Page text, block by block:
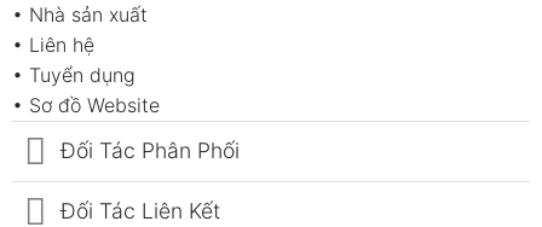
• Nhà sản xuất
• Liên hệ
• Tuyển dụng
• Sơ đồ Website
Đối Tác Phân Phối
Đối Tác Liên Kết